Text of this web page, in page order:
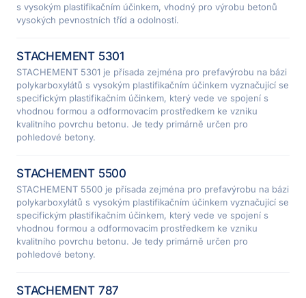
s vysokým plastifikačním účinkem, vhodný pro výrobu betonů
vysokých pevnostních tříd a odolností.
STACHEMENT 5301
STACHEMENT 5301 je přísada zejména pro prefavýrobu na bázi
polykarboxylátů s vysokým plastifikačním účinkem vyznačující se
specifickým plastifikačním účinkem, který vede ve spojení s
vhodnou formou a odformovacím prostředkem ke vzniku
kvalitního povrchu betonu. Je tedy primárně určen pro
pohledové betony.
STACHEMENT 5500
STACHEMENT 5500 je přísada zejména pro prefavýrobu na bázi
polykarboxylátů s vysokým plastifikačním účinkem vyznačující se
specifickým plastifikačním účinkem, který vede ve spojení s
vhodnou formou a odformovacím prostředkem ke vzniku
kvalitního povrchu betonu. Je tedy primárně určen pro
pohledové betony.
STACHEMENT 787